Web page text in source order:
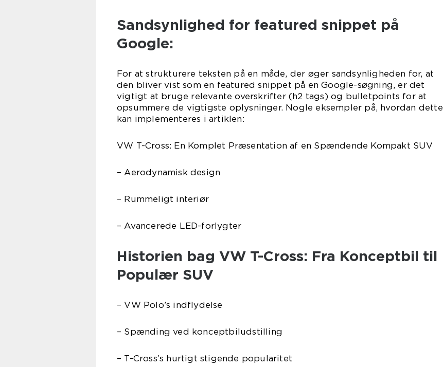
Sandsynlighed for featured snippet på
Google:
For at strukturere teksten på en måde, der øger sandsynligheden for, at
den bliver vist som en featured snippet på en Google-søgning, er det
vigtigt at bruge relevante overskrifter (h2 tags) og bulletpoints for at
opsummere de vigtigste oplysninger. Nogle eksempler på, hvordan dette
kan implementeres i artiklen:
VW T-Cross: En Komplet Præsentation af en Spændende Kompakt SUV
– Aerodynamisk design
– Rummeligt interiør
– Avancerede LED-forlygter
Historien bag VW T-Cross: Fra Konceptbil til
Populær SUV
– VW Polo’s indflydelse
– Spænding ved konceptbiludstilling
– T-Cross’s hurtigt stigende popularitet